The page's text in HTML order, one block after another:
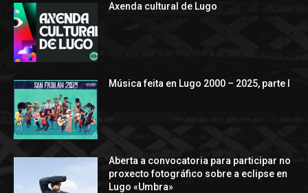
Axenda cultural de Lugo
Música feita en Lugo 2000 – 2025, parte I
Aberta a convocatoria para participar no
proxecto fotográfico sobre a eclipse en
Lugo «Umbra»